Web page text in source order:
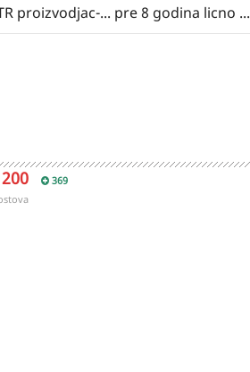
proizvodjac-... pre 8 godina licno ...
369